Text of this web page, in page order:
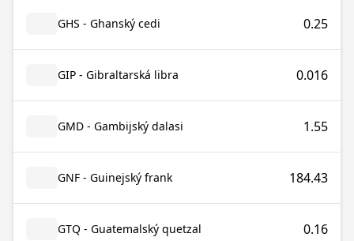
GHS - Ghanský cedi 0.25
GIP - Gibraltarská libra 0.016
GMD - Gambijský dalasi 1.55
GNF - Guinejský frank 184.43
GTQ - Guatemalský quetzal 0.16